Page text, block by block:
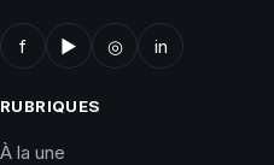
f ▶ ◎ in
RUBRIQUES
À la une